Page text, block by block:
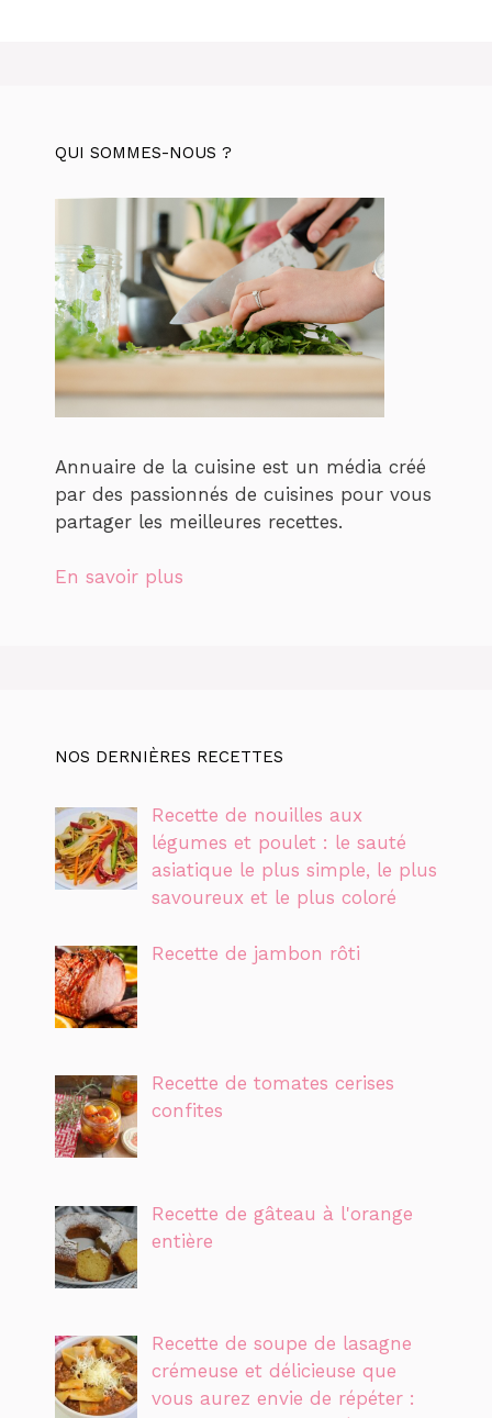
QUI SOMMES-NOUS ?
Annuaire de la cuisine est un média créé
par des passionnés de cuisines pour vous
partager les meilleures recettes.
En savoir plus
NOS DERNIÈRES RECETTES
Recette de nouilles aux
légumes et poulet : le sauté
asiatique le plus simple, le plus
savoureux et le plus coloré
Recette de jambon rôti
Recette de tomates cerises
confites
Recette de gâteau à l'orange
entière
Recette de soupe de lasagne
crémeuse et délicieuse que
vous aurez envie de répéter :